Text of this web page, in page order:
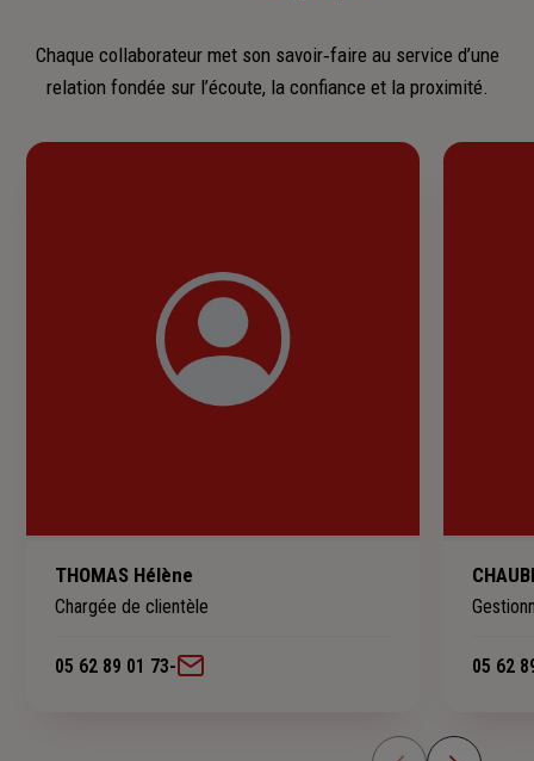
Chaque collaborateur met son savoir‑faire au service d’une
relation fondée sur l’écoute, la confiance et la proximité.
THOMAS Hélène
Chargée de clientèle
05 62 89 01 73- 05 62